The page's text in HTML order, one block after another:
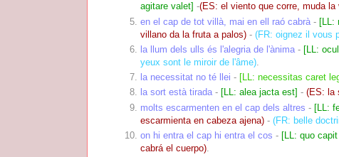
agitare valet] -(ES: el viento que corre, muda
en el cap de tot villà, mai en ell raó cabrà - [LL:
villano da la fruta a palos) - (FR: oignez il vous
la llum dels ulls és l'alegria de l'ànima - [LL:
yeux sont le miroir de l'âme)
la necessitat no té llei - [LL: necessitas caret
la sort està tirada - [LL: alea jacta est] - (ES: la
molts escarmenten en el cap dels altres - [LL:
escarmienta en cabeza ajena) - (FR: belle
on hi entra el cap hi entra el cos - [LL: quo
cabrá el cuerpo)